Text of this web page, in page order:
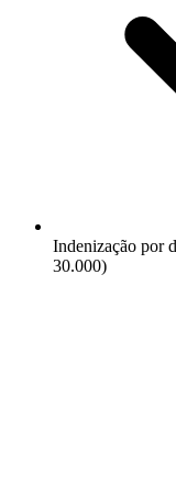
Indenização por
30.000)